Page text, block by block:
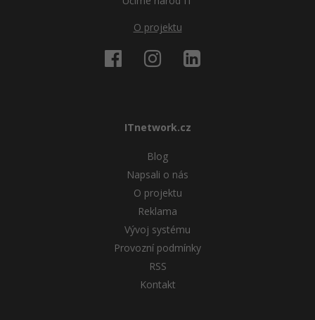
O projektu
ITnetwork.cz
Blog
Napsali o nás
O projektu
Reklama
Vývoj systému
Provozní podmínky
RSS
Kontakt